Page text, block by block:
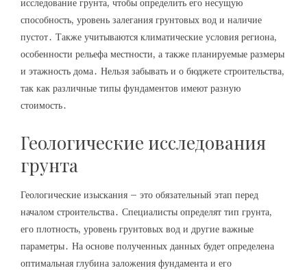
исследование грунта, чтобы определить его несущую
способность, уровень залегания грунтовых вод и наличие
пустот․ Также учитываются климатические условия региона,
особенности рельефа местности, а также планируемые размеры
и этажность дома․ Нельзя забывать и о бюджете строительства,
так как различные типы фундаментов имеют разную
стоимость․
Геологические исследования
грунта
Геологические изыскания – это обязательный этап перед
началом строительства․ Специалисты определят тип грунта,
его плотность, уровень грунтовых вод и другие важные
параметры․ На основе полученных данных будет определена
оптимальная глубина заложения фундамента и его